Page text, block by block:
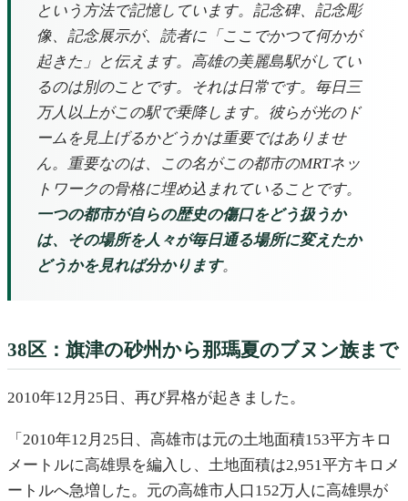
という方法で記憶しています。記念碑、記念彫
像、記念展示が、読者に「ここでかつて何かが
起きた」と伝えます。高雄の美麗島駅がしてい
るのは別のことです。それは日常です。毎日三
万人以上がこの駅で乗降します。彼らが光のド
ームを見上げるかどうかは重要ではありませ
ん。重要なのは、この名がこの都市のMRTネッ
トワークの骨格に埋め込まれていることです。
一つの都市が自らの歴史の傷口をどう扱うか
は、その場所を人々が毎日通る場所に変えたか
どうかを見れば分かります。
38区：旗津の砂州から那瑪夏のブヌン族まで
2010年12月25日、再び昇格が起きました。
「2010年12月25日、高雄市は元の土地面積153平方キロ
メートルに高雄県を編入し、土地面積は2,951平方キロメ
ートルへ急増した。元の高雄市人口152万人に高雄県が